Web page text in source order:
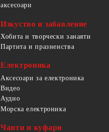
аксесоари
Изкуство и забавление
Хобита и творчески занаяти
Партита и празненства
Електроника
Аксесоари за електроника
Видео
Аудио
Морска електроника
Чанти и куфари